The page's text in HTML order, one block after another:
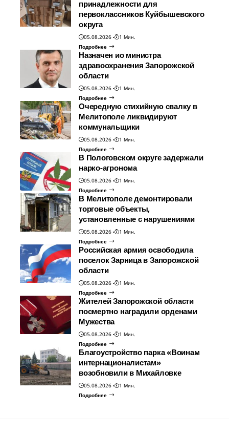
принадлежности для
первоклассников Куйбышевского
округа
05.08.2026
1 Мин.
Подробнее
Назначен ио министра
здравоохранения Запорожской
области
05.08.2026
1 Мин.
Подробнее
Очередную стихийную свалку в
Мелитополе ликвидируют
коммунальщики
05.08.2026
1 Мин.
Подробнее
В Пологовском округе задержали
нарко-агронома
05.08.2026
1 Мин.
Подробнее
В Мелитополе демонтировали
торговые объекты,
установленные с нарушениями
05.08.2026
1 Мин.
Подробнее
Российская армия освободила
поселок Зарница в Запорожской
области
05.08.2026
1 Мин.
Подробнее
Жителей Запорожской области
посмертно наградили орденами
Мужества
05.08.2026
1 Мин.
Подробнее
Благоустройство парка «Воинам
интернационалистам»
возобновили в Михайловке
05.08.2026
1 Мин.
Подробнее